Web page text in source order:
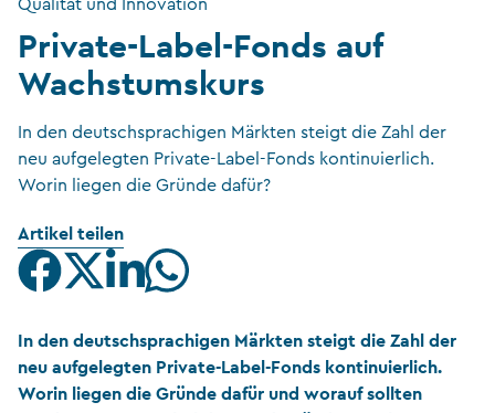
Qualität und Innovation
Private-Label-Fonds auf
Wachstumskurs
In den deutschsprachigen Märkten steigt die Zahl der
neu aufgelegten Private-Label-Fonds kontinuierlich.
Worin liegen die Gründe dafür?
Artikel teilen
In den deutschsprachigen Märkten steigt die Zahl der
neu aufgelegten Private-Label-Fonds kontinuierlich.
Worin liegen die Gründe dafür und worauf sollten